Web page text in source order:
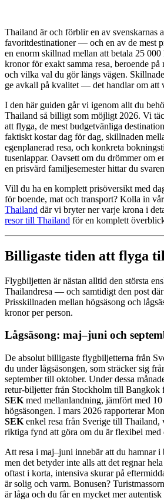
Thailand är och förblir en av svenskarnas
favoritdestinationer — och en av de mest
en enorm skillnad mellan att betala 25
kronor för exakt samma resa, beroende på
och vilka val du gör längs vägen.
ge avkall på kvalitet — det handlar om att
I den här guiden går vi igenom allt du
Thailand så billigt som möjligt 2026. Vi
att flyga, de mest budgetvänliga
faktiskt kostar dag för dag, skillnaden
egenplanerad resa, och konkreta
tusenlappar. Oavsett om du drömmer om
en prisvärd familjesemester hittar du
Vill du ha en komplett prisöversikt med
för boende, mat och transport? Kolla in vår
Thailand där vi bryter ner varje krona i
resor till Thailand för en komplett
Billigaste tiden att flyga
Flygbiljetten är nästan alltid den största
Thailandresa — och samtidigt den post där
Prisskillnaden mellan högsäsong och
kronor per person.
Lågsäsong: maj–juni och
De absolut billigaste flygbiljetterna från
du under lågsäsongen, som sträcker sig
september till oktober. Under dessa
retur-biljetter från Stockholm till Bangkok
SEK med mellanlandning, jämfört med
högsäsongen. I mars 2026 rapporterar
SEK enkel resa från Sverige till Thailand,
riktiga fynd att göra om du är flexibel med
Att resa i maj–juni innebär att du hamnar i
men det betyder inte alls att det regnar
oftast i korta, intensiva skurar på
är solig och varm. Bonusen?
är låga och du får en mycket mer